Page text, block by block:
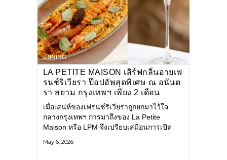
DINING
LA PETITE MAISON เสิร์ฟกลิ่นอายเฟ
รนช์ริเวียรา ป๊อปอัพสุดพิเศษ ณ อนันต
รา สยาม กรุงเทพฯ เพียง 2 เดือน
เท่านั้น
เมื่อเสน่ห์ของเฟรนช์ริเวียราถูกยกมาไว้ใจ
กลางกรุงเทพฯ การมาถึงของ La Petite
Maison หรือ LPM จึงเปรียบเสมือนการเปิด
สะท้อนรสนิยมระดับโลกได้อย่างแท้จริง LPM
May 6, 2026